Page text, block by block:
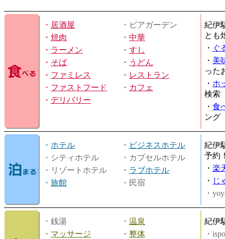
・ 居酒屋
・ビアガーデン
・ 焼肉 ・ 中華
・ ラーメン ・ すし
・ そば ・ うどん
・ ファミレス ・ レストラン
・ ファストフード ・ カフェ
・ デリバリー
紀伊
とも
・ ぐ
・ 美
った
・ ホ
検索
・ 食
ング
・ ホテル ・ ビジネスホテル
・シティホテル
・カプセルホテル
・リゾートホテル
・ ラブホテル
・ 旅館 ・民宿
紀伊
予約
・ 楽
・ じ
・
・銭湯 ・ 温泉
・ マッサージ ・ 整体
紀伊
・